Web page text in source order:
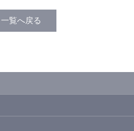
一覧へ戻る